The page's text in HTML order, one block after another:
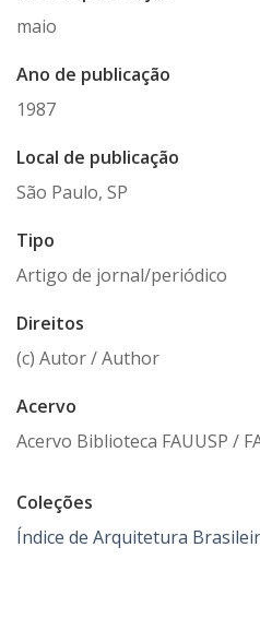
maio
Ano de publicação
1987
Local de publicação
São Paulo, SP
Tipo
Artigo de jornal/periódico
Direitos
(c) Autor / Author
Acervo
Acervo Biblioteca FAUUSP /
Coleções
Índice de Arquitetura